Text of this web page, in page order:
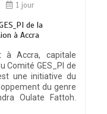
1 jour
de la
à Accra
Accra, capitale
Comité GES_PI de
une initiative du
du genre
Oulate Fattoh.
NOMMES :
rapide, plus
proche du citoyen